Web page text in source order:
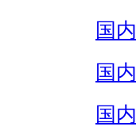
国
国
国